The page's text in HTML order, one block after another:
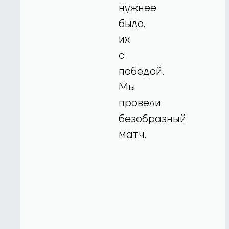
нужнее
было,
их
с
победой.
Мы
провели
безобразный
матч.